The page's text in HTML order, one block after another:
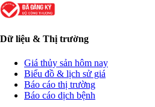
Dữ liệu & Thị trường
Giá thủy sản hôm nay
Biểu đồ & lịch sử giá
Báo cáo thị trường
Báo cáo dịch bệnh